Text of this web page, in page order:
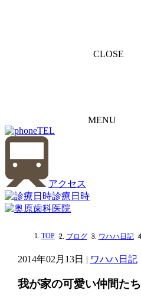
CLOSE
MENU
TEL
アクセス
診療日時
TOP ブログ ワハハ日記
2014年02月13日 | ワハハ日記
我が家の可愛い仲間たち